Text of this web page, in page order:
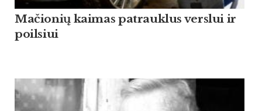
Mačionių kaimas patrauklus verslui ir
poilsiui